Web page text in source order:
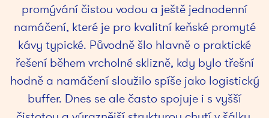
promývání čistou vodou a ještě jednodenní
namáčení, které je pro kvalitní keňské promyté
kávy typické. Původně šlo hlavně o praktické
řešení během vrcholné sklizně, kdy bylo třešní
hodně a namáčení sloužilo spíše jako logistický
buffer. Dnes se ale často spojuje i s vyšší